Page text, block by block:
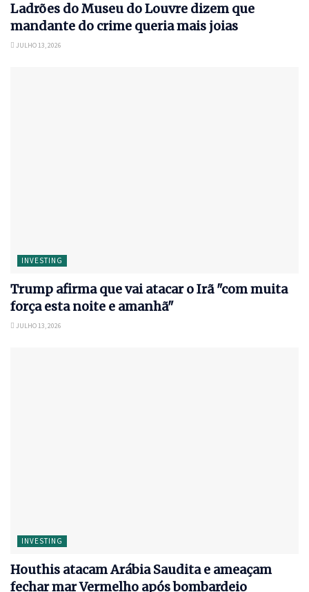
Ladrões do Museu do Louvre dizem que
mandante do crime queria mais joias
JULHO 13, 2026
INVESTING
Trump afirma que vai atacar o Irã "com muita
força esta noite e amanhã"
JULHO 13, 2026
INVESTING
Houthis atacam Arábia Saudita e ameaçam
fechar mar Vermelho após bombardeio